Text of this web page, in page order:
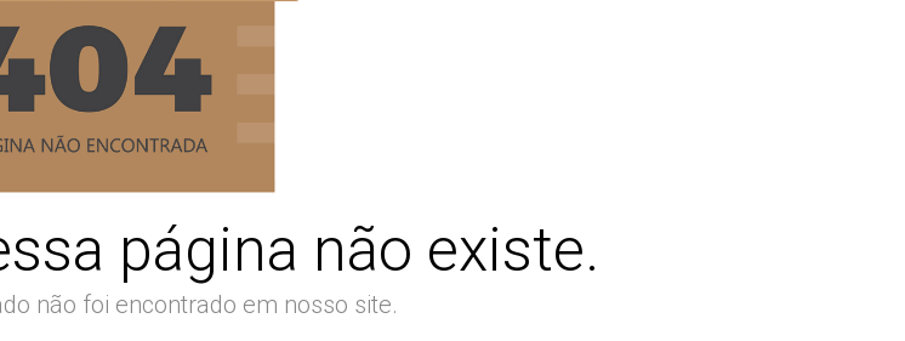
página não existe.
não foi encontrado em nosso site.